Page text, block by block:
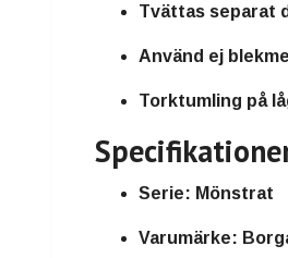
Tvättas separat
Använd ej
Torktumling på
Serie: Mönstrat
Varumärke: